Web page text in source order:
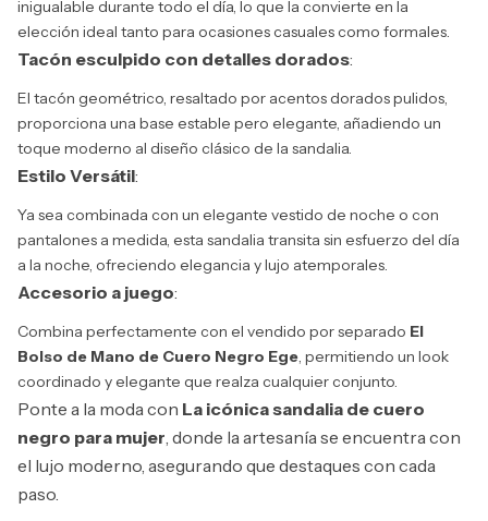
inigualable durante todo el día, lo que la convierte en la
elección ideal tanto para ocasiones casuales como formales.
Tacón esculpido con detalles dorados:
El tacón geométrico, resaltado por acentos dorados pulidos,
proporciona una base estable pero elegante, añadiendo un
toque moderno al diseño clásico de la sandalia.
Estilo Versátil:
Ya sea combinada con un elegante vestido de noche o con
pantalones a medida, esta sandalia transita sin esfuerzo del día
a la noche, ofreciendo elegancia y lujo atemporales.
Accesorio a juego:
Combina perfectamente con el vendido por separado El
Bolso de Mano de Cuero Negro Ege, permitiendo un look
coordinado y elegante que realza cualquier conjunto.
Ponte a la moda con La icónica sandalia de cuero
negro para mujer , donde la artesanía se encuentra con
el lujo moderno, asegurando que destaques con cada
paso.